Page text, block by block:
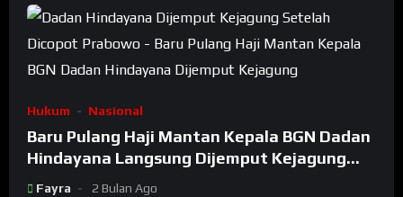
Hukum Nasional
Baru Pulang Haji Mantan Kepala BGN Dadan
Hindayana Langsung Dijemput Kejagung
Setelah Dicopot Prabowo
Fayra 2 Bulan Ago